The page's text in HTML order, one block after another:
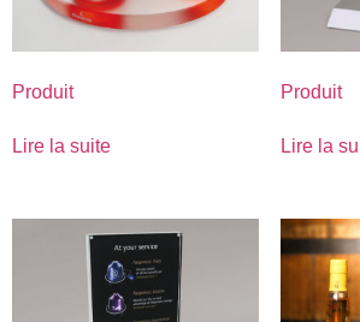
Produit
Lire la suite
Produit
Lire la